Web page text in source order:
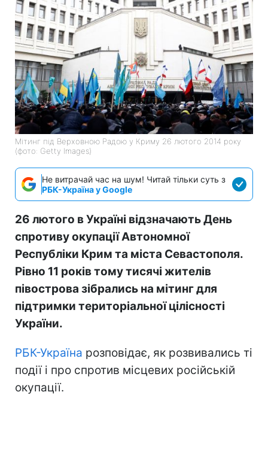
Мітинг під Верховною Радою у Криму 26 лютого 2014 року
(фото: Getty Images)
Не витрачай час на шум! Читай тільки суть з
РБК-Україна у Google
26 лютого в Україні відзначають День
спротиву окупації Автономної
Республіки Крим та міста Севастополя.
Рівно 11 років тому тисячі жителів
півострова зібрались на мітинг для
підтримки територіальної цілісності
України.
РБК-Україна розповідає, як розвивались ті
події і про спротив місцевих російській
окупації.